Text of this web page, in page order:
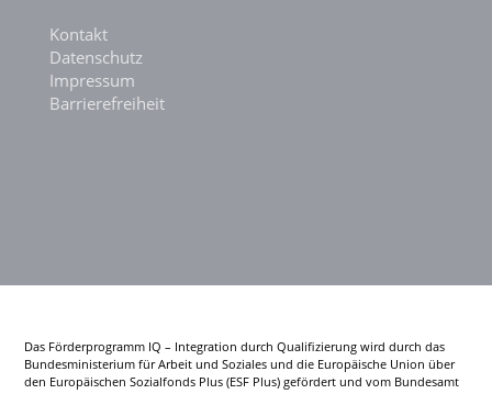
Kontakt
Datenschutz
Impressum
Barrierefreiheit
Das Förderprogramm IQ – Integration durch Qualifizierung wird durch das
Bundesministerium für Arbeit und Soziales und die Europäische Union über
den Europäischen Sozialfonds Plus (ESF Plus) gefördert und vom Bundesamt